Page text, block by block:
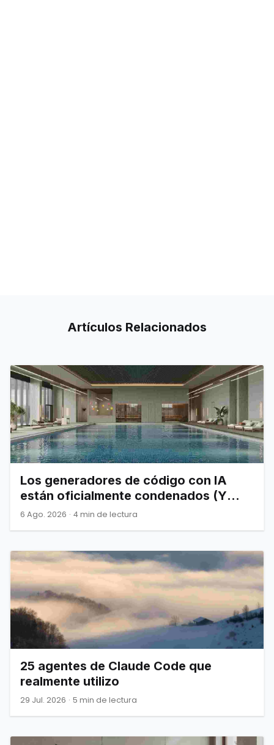
Artículos Relacionados
Los generadores de código con IA
están oficialmente condenados (Y
Joel Spolsky nos lo advirtió)
6 Ago. 2026 · 4 min de lectura
25 agentes de Claude Code que
realmente utilizo
29 Jul. 2026 · 5 min de lectura